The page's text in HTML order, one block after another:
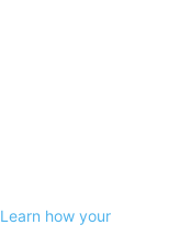
Learn how your